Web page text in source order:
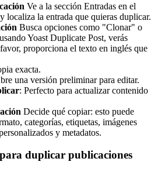
Ve a la sección Entradas en el
localiza la entrada que quieras duplicar.
Busca opciones como "Clonar" o
Yoast Duplicate Post, verás
proporciona el texto en inglés que
exacta.
una versión preliminar para editar.
: Perfecto para actualizar contenido
Decide qué copiar: esto puede
categorías, etiquetas, imágenes
y metadatos.
duplicar publicaciones